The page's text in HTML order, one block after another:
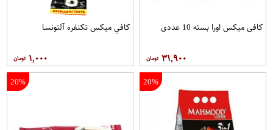
کافی میکس اورا بسته 10 عددی
۳۱,۹۰۰
کافي ميکس تکنفره آلتونسا
۱,۰۰۰
20%
20%